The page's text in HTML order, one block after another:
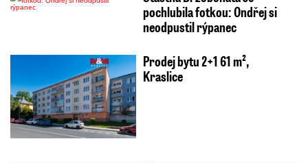
pochlubila fotkou: Ondřej si
neodpustil rýpanec
Prodej bytu 2+1 61 m²,
Kraslice